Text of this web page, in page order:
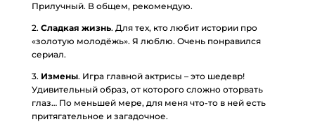
Прилучный. В общем, рекомендую.
2. Сладкая жизнь. Для тех, кто любит истории про
«золотую молодёжь». Я люблю. Очень понравился
сериал.
3. Измены. Игра главной актрисы – это шедевр!
Удивительный образ, от которого сложно оторвать
глаз… По меньшей мере, для меня что-то в ней есть
притягательное и загадочное.